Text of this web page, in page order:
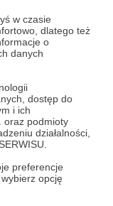
w czasie
dlatego też
o
danych
dostęp do
i ich
oraz podmioty
działalności,
preferencje
opcję
już teraz!